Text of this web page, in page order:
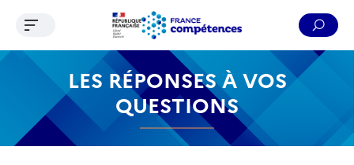
Contenu Recherche Menu Pied de page
Ouvrir le menu de navigation
LES RÉPONSES À VOS
QUESTIONS